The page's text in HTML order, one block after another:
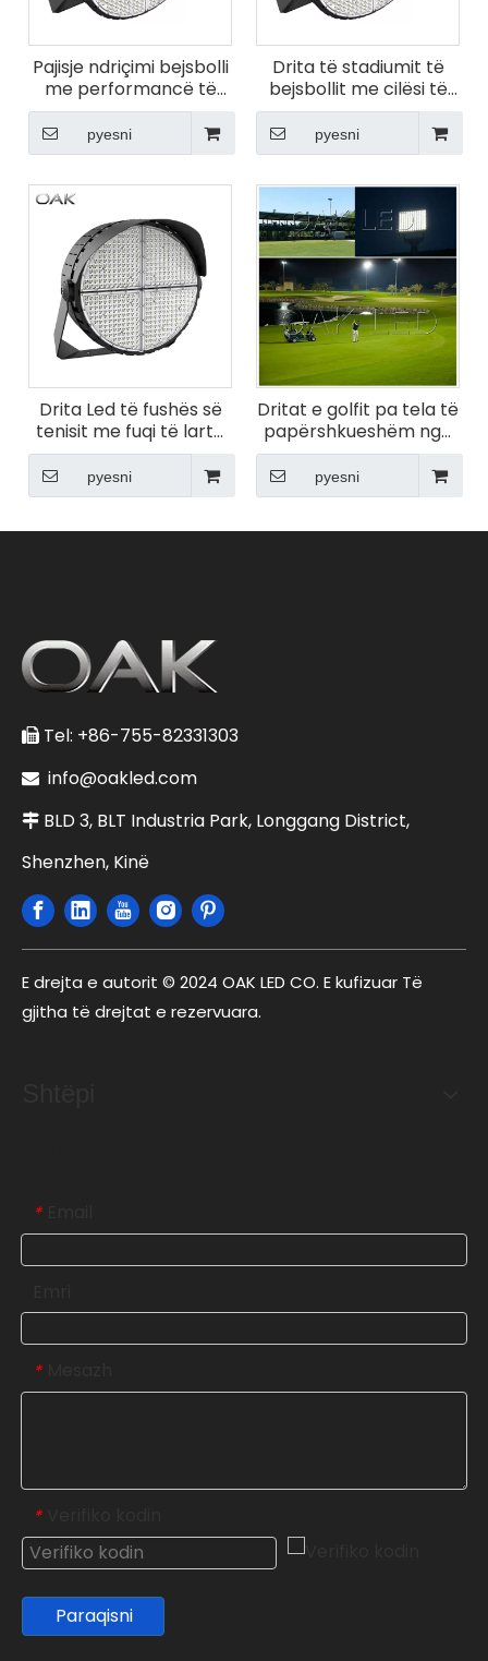
Pajisje ndriçimi bejsbolli
me performancë të
lartë 800 W
pyesni
Drita të stadiumit të
bejsbollit me cilësi të
lartë 500 W
pyesni
Drita Led të fushës së
tenisit me fuqi të lartë
300w
pyesni
Dritat e golfit pa tela të
papërshkueshëm nga
uji për ambiente të
jashtme
pyesni
 Tel: +86-755-82331303
 info@oakled.com
 BLD 3, BLT Industria Park, Longgang District,
Shenzhen, Kinë
E drejta e autorit © 2024 OAK LED CO. E kufizuar Të
gjitha të drejtat e rezervuara.
*
*
*
Paraqisni